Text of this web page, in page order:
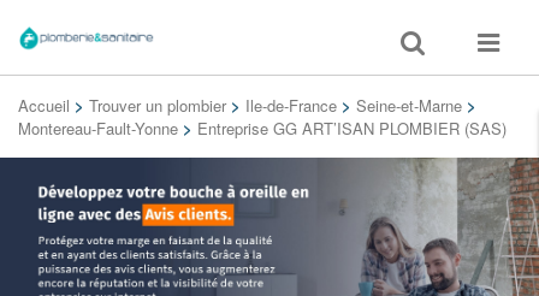
Toggle
search
Toggle
Accueil > Trouver un plombier > Ile-de-France > Seine-et-Marne >
Montereau-Fault-Yonne > Entreprise GG ART’ISAN PLOMBIER (SAS)